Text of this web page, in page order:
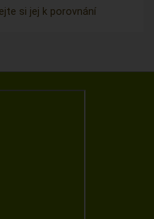
si jej k porovnání